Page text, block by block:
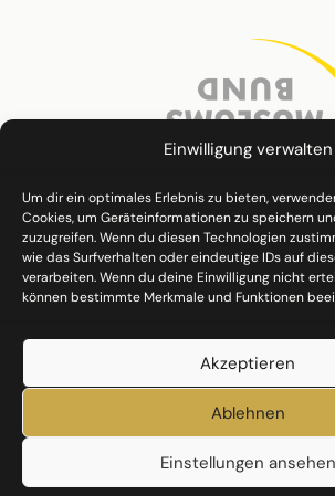
Einwilligung verwalten
Um dir ein optimales Erlebnis zu bieten,
Cookies, um Geräteinformationen zu speichern
zuzugreifen. Wenn du diesen Technologien
wie das Surfverhalten oder eindeutige IDs auf
verarbeiten. Wenn du deine Einwilligung nicht
können bestimmte Merkmale und Funktionen
Akzeptieren
Ablehnen
Einstellungen ansehen
Datenschutz Impressum